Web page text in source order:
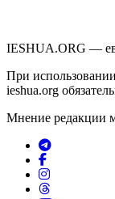
IESHUA.ORG —
При
ieshua.org
Мнение редакции